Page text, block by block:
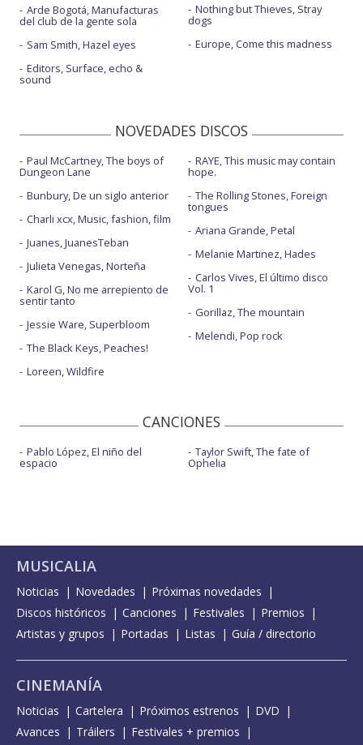
Arde Bogotá, Manufacturas
del club de la gente sola
Sam Smith, Hazel eyes
Editors, Surface, echo &
sound
Nothing but Thieves, Stray
dogs
Europe, Come this madness
NOVEDADES DISCOS
Paul McCartney, The boys of
Dungeon Lane
Bunbury, De un siglo anterior
Charli xcx, Music, fashion, film
Juanes, JuanesTeban
Julieta Venegas, Norteña
Karol G, No me arrepiento de
sentir tanto
Jessie Ware, Superbloom
The Black Keys, Peaches!
Loreen, Wildfire
RAYE, This music may contain
hope.
The Rolling Stones, Foreign
tongues
Ariana Grande, Petal
Melanie Martinez, Hades
Carlos Vives, El último disco
Vol. 1
Gorillaz, The mountain
Melendi, Pop rock
CANCIONES
Pablo López, El niño del
espacio
Taylor Swift, The fate of
Ophelia
MUSICALIA
Noticias Novedades
Próximas novedades
Discos históricos
Canciones Festivales
Premios
Artistas y grupos
Portadas Listas Guía / directorio
CINEMANÍA
Noticias Cartelera Próximos estrenos
DVD
Avances
Tráilers
Festivales + premios